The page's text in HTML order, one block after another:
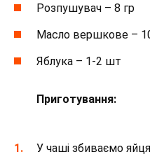
Розпушувач – 8 гр
Масло вершкове –
Яблука – 1-2 шт
Приготування:
У чаші збиваємо